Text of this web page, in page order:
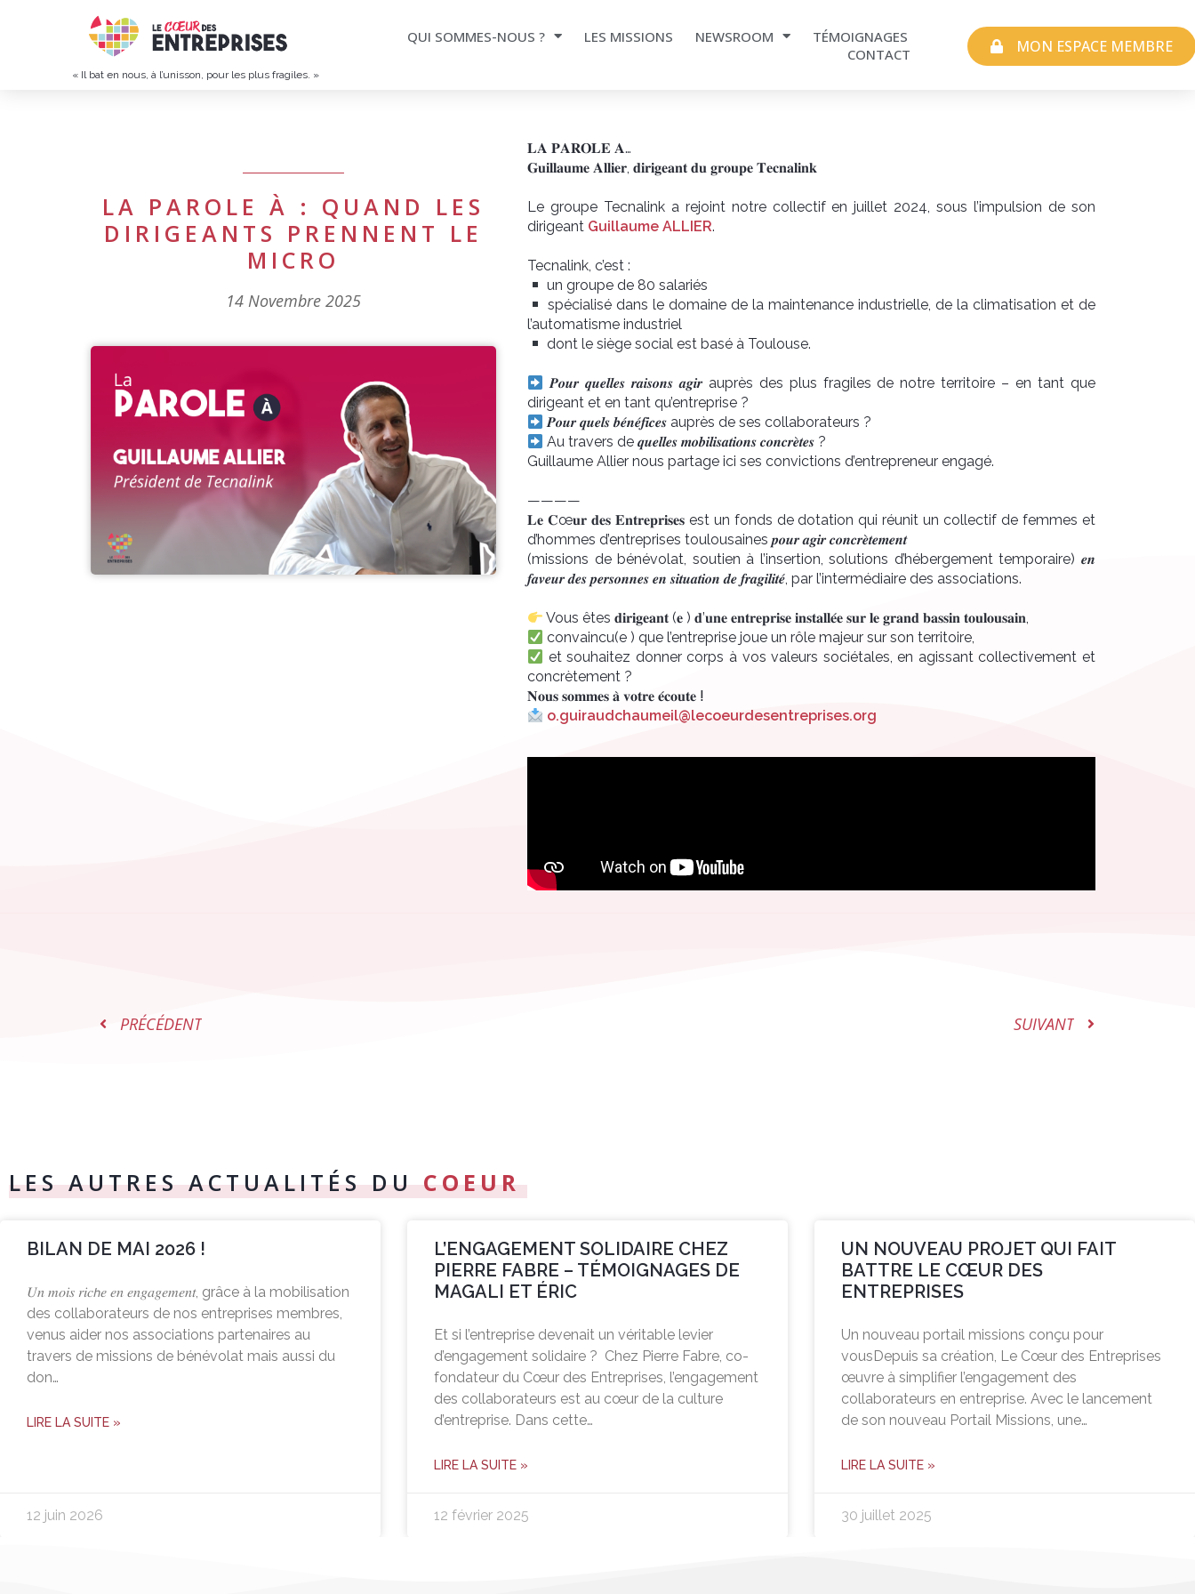
« Il bat en nous, à l’unisson, pour les plus fragiles. »
QUI SOMMES-NOUS ? LES MISSIONS NEWSROOM
TÉMOIGNAGES
CONTACT
MON ESPACE MEMBRE
LA PAROLE À : QUAND LES
DIRIGEANTS PRENNENT LE
MICRO
14 Novembre 2025
𝐋𝐀 𝐏𝐀𝐑𝐎𝐋𝐄 𝐀…
𝐆𝐮𝐢𝐥𝐥𝐚𝐮𝐦𝐞 𝐀𝐥𝐥𝐢𝐞𝐫, 𝐝𝐢𝐫𝐢𝐠𝐞𝐚𝐧𝐭 𝐝𝐮 𝐠𝐫𝐨𝐮𝐩𝐞 𝐓𝐞𝐜𝐧𝐚𝐥𝐢𝐧𝐤
Le groupe Tecnalink a rejoint notre collectif en juillet 2024, sous l’impulsion de son
dirigeant Guillaume ALLIER.
Tecnalink, c’est :
un groupe de 80 salariés
spécialisé dans le domaine de la maintenance industrielle, de la climatisation et de
l’automatisme industriel
dont le siège social est basé à Toulouse.
𝑷𝒐𝒖𝒓 𝒒𝒖𝒆𝒍𝒍𝒆𝒔 𝒓𝒂𝒊𝒔𝒐𝒏𝒔 𝒂𝒈𝒊𝒓 auprès des plus fragiles de notre territoire – en tant que
dirigeant et en tant qu’entreprise ?
𝑷𝒐𝒖𝒓 𝒒𝒖𝒆𝒍𝒔 𝒃𝒆́𝒏𝒆́𝒇𝒊𝒄𝒆𝒔 auprès de ses collaborateurs ?
Au travers de 𝒒𝒖𝒆𝒍𝒍𝒆𝒔 𝒎𝒐𝒃𝒊𝒍𝒊𝒔𝒂𝒕𝒊𝒐𝒏𝒔 𝒄𝒐𝒏𝒄𝒓𝒆̀𝒕𝒆𝒔 ?
Guillaume Allier nous partage ici ses convictions d’entrepreneur engagé.
————
𝐋𝐞 𝐂œ𝐮𝐫 𝐝𝐞𝐬 𝐄𝐧𝐭𝐫𝐞𝐩𝐫𝐢𝐬𝐞𝐬 est un fonds de dotation qui réunit un collectif de femmes et
d’hommes d’entreprises toulousaines 𝒑𝒐𝒖𝒓 𝒂𝒈𝒊𝒓 𝒄𝒐𝒏𝒄𝒓𝒆̀𝒕𝒆𝒎𝒆𝒏𝒕
(missions de bénévolat, soutien à l’insertion, solutions d’hébergement temporaire) 𝒆𝒏
𝒇𝒂𝒗𝒆𝒖𝒓 𝒅𝒆𝒔 𝒑𝒆𝒓𝒔𝒐𝒏𝒏𝒆𝒔 𝒆𝒏 𝒔𝒊𝒕𝒖𝒂𝒕𝒊𝒐𝒏 𝒅𝒆 𝒇𝒓𝒂𝒈𝒊𝒍𝒊𝒕𝒆́, par l’intermédiaire des associations.
Vous êtes 𝐝𝐢𝐫𝐢𝐠𝐞𝐚𝐧𝐭 (𝐞 ) 𝐝’𝐮𝐧𝐞 𝐞𝐧𝐭𝐫𝐞𝐩𝐫𝐢𝐬𝐞 𝐢𝐧𝐬𝐭𝐚𝐥𝐥𝐞́𝐞 𝐬𝐮𝐫 𝐥𝐞 𝐠𝐫𝐚𝐧𝐝 𝐛𝐚𝐬𝐬𝐢𝐧 𝐭𝐨𝐮𝐥𝐨𝐮𝐬𝐚𝐢𝐧,
convaincu(e ) que l’entreprise joue un rôle majeur sur son territoire,
et souhaitez donner corps à vos valeurs sociétales, en agissant collectivement et
concrètement ?
𝐍𝐨𝐮𝐬 𝐬𝐨𝐦𝐦𝐞𝐬 𝐚̀ 𝐯𝐨𝐭𝐫𝐞 𝐞́𝐜𝐨𝐮𝐭𝐞 ⵑ
o.guiraudchaumeil@lecoeurdesentreprises.org
PRÉCÉDENT SUIVANT
LES AUTRES ACTUALITÉS DUCOEUR
BILAN DE MAI 2026 !
𝑈𝑛 𝑚𝑜𝑖𝑠 𝑟𝑖𝑐𝘩𝑒 𝑒𝑛 𝑒𝑛𝑔𝑎𝑔𝑒𝑚𝑒𝑛𝑡, grâce à la mobilisation
des collaborateurs de nos entreprises membres,
venus aider nos associations partenaires au
travers de missions de bénévolat mais aussi du
don…
LIRE LA SUITE »
12 juin 2026
L’ENGAGEMENT SOLIDAIRE CHEZ
PIERRE FABRE – TÉMOIGNAGES DE
MAGALI ET ÉRIC
Et si l’entreprise devenait un véritable levier
d’engagement solidaire ? Chez Pierre Fabre, co-
fondateur du Cœur des Entreprises, l’engagement
des collaborateurs est au cœur de la culture
d’entreprise. Dans cette…
LIRE LA SUITE »
12 février 2025
UN NOUVEAU PROJET QUI FAIT
BATTRE LE CŒUR DES
ENTREPRISES
Un nouveau portail missions conçu pour
vousDepuis sa création, Le Cœur des Entreprises
œuvre à simplifier l’engagement des
collaborateurs en entreprise. Avec le lancement
de son nouveau Portail Missions, une…
LIRE LA SUITE »
30 juillet 2025